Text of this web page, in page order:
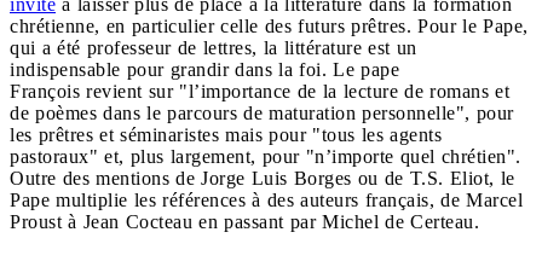
chrétienne, en particulier celle des futurs prêtres. Pour le Pape,
qui a été professeur de lettres, la littérature est un
indispensable pour grandir dans la foi. Le pape
François revient sur "l’importance de la lecture de romans et
de poèmes dans le parcours de maturation personnelle", pour
les prêtres et séminaristes mais pour "tous les agents
pastoraux" et, plus largement, pour "n’importe quel chrétien".
Outre des mentions de Jorge Luis Borges ou de T.S. Eliot, le
Pape multiplie les références à des auteurs français, de Marcel
Proust à Jean Cocteau en passant par Michel de Certeau.